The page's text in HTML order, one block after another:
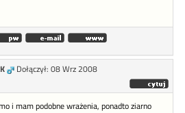
Dołączył: 08 Wrz 2008
i mam podobne wrażenia, ponadto ziarno